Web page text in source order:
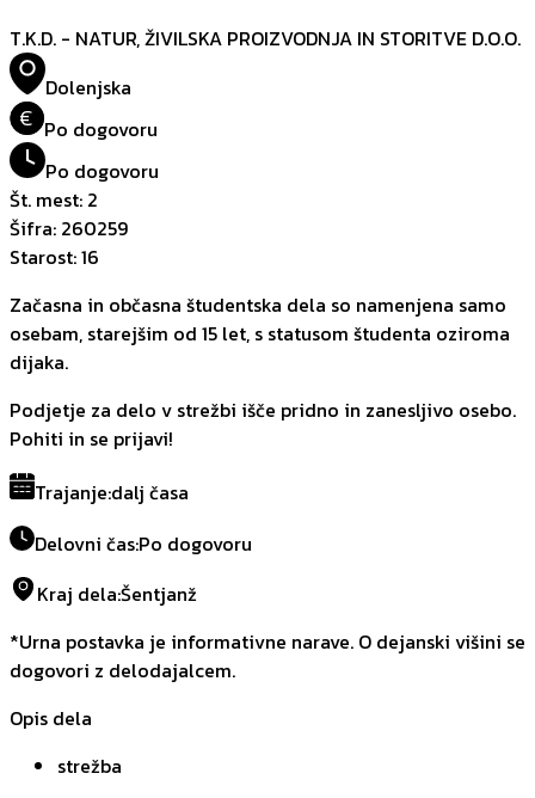
T.K.D. - NATUR, ŽIVILSKA PROIZVODNJA IN STORITVE D.O.O.
Dolenjska
€ Po dogovoru
Po dogovoru
Št. mest: 2
Šifra: 260259
Starost:16
Začasna in občasna študentska dela so namenjena samo
osebam, starejšim od 15 let, s statusom študenta oziroma
dijaka.
Podjetje za delo v strežbi išče pridno in zanesljivo osebo.
Pohiti in se prijavi!
Trajanje:dalj časa
Delovni čas:Po dogovoru
Kraj dela:Šentjanž
*Urna postavka je informativne narave. O dejanski višini se
dogovori z delodajalcem.
Opis dela
strežba